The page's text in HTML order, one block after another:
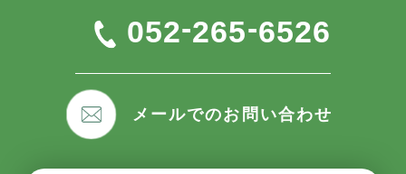
052-265-6526
メールでのお問い合わせ